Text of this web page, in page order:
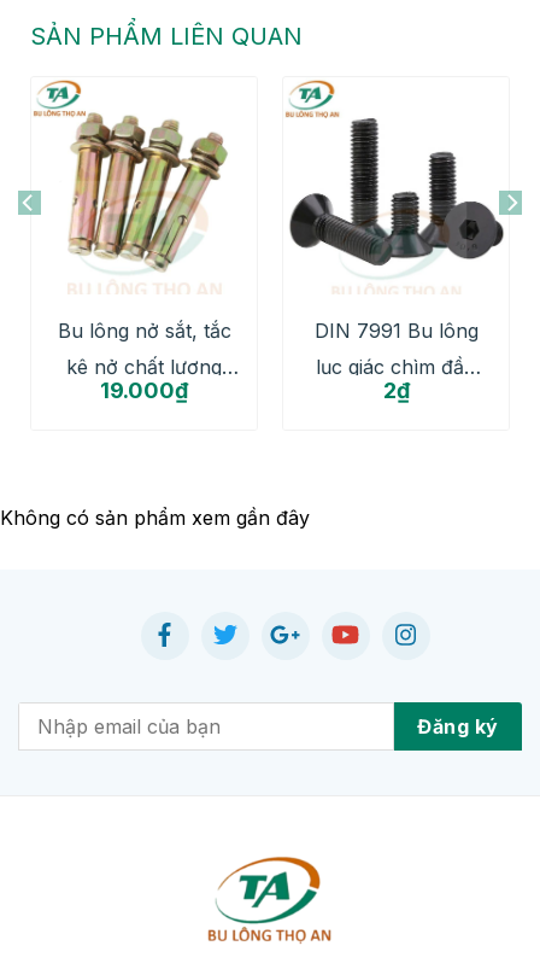
SẢN PHẨM LIÊN QUAN
Bu lông nở sắt, tắc
kê nở chất lượng
cao
19.000₫
DIN 7991 Bu lông
lục giác chìm đầu
bằng đen
2₫
Không có sản phẩm xem gần đây